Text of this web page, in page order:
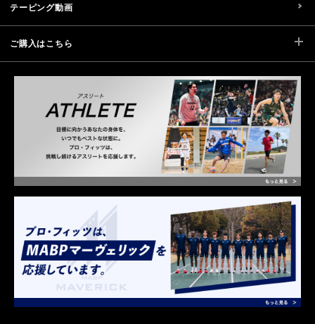
テーピング動画
ご購入はこちら